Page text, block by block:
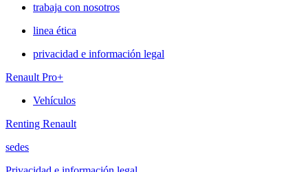
trabaja con nosotros
linea ética
privacidad e información legal
Renault Pro+
Vehículos
Renting Renault
sedes